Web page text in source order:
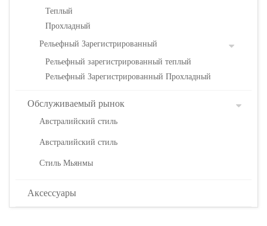
Теплый
Прохладный
Рельефный Зарегистрированный
Рельефный зарегистрированный теплый
Рельефный Зарегистрированный Прохладный
Обслуживаемый рынок
Австралийский стиль
Австралийский стиль
Стиль Мьянмы
Аксессуары